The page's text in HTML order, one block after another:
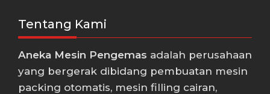
Tentang Kami
Aneka Mesin Pengemas adalah perusahaan
yang bergerak dibidang pembuatan mesin
packing otomatis, mesin filling cairan,